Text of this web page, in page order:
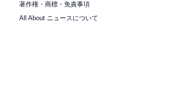
著作権・商標・免責事項
All About ニュースについて